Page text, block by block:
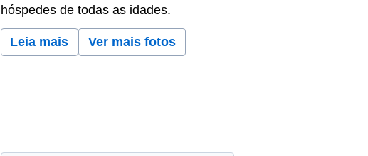
hóspedes de todas as idades.
Leia mais Ver mais fotos